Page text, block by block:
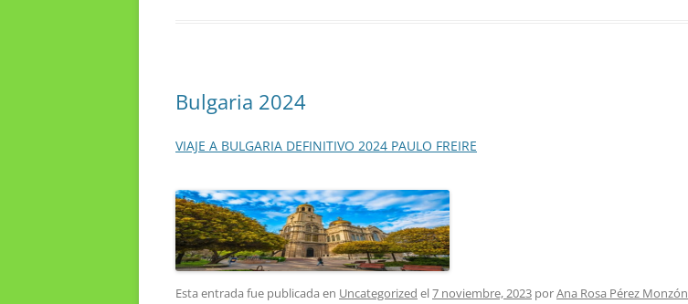
Bulgaria 2024
VIAJE A BULGARIA DEFINITIVO 2024 PAULO FREIRE
Esta entrada fue publicada en Uncategorized el7 noviembre, 2023 porAna Rosa Pérez Monzón